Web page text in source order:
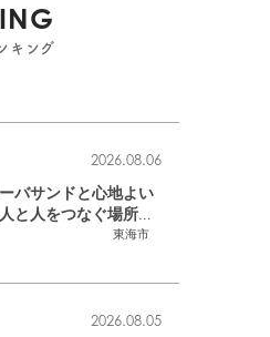
キング
東海市
2026.08.06
バサンドと心地よい
と人をつなぐ場所。
JAMMIN'STANDHOU
2026.08.05